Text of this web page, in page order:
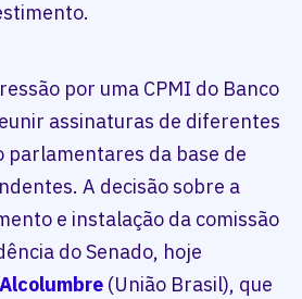
por uma CPMI do Banco
assinaturas de diferentes
parlamentares da base de
A decisão sobre a
e instalação da comissão
do Senado, hoje
(União Brasil), que